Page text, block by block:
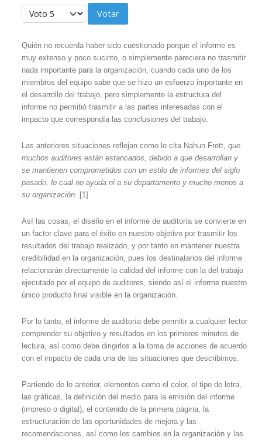
Ratio:5/5
Por favor, vote
Quién no recuerda haber sido cuestionado porque el informe es
muy extenso y poco sucinto, o simplemente pareciera no trasmitir
nada importante para la organización, cuando cada uno de los
miembros del equipo sabe que se hizo un esfuerzo importante en
el desarrollo del trabajo, pero simplemente la estructura del
informe no permitió trasmitir a las partes interesadas con el
impacto que correspondía las conclusiones del trabajo.
Las anteriores situaciones reflejan como lo cita Nahun Frett, que
muchos auditores están estancados, debido a que desarrollan y
se mantienen comprometidos con un estilo de informes del siglo
pasado, lo cual no ayuda ni a su departamento y mucho menos a
su organización. [1]
Así las cosas, el diseño en el informe de auditoría se convierte en
un factor clave para el éxito en nuestro objetivo por trasmitir los
resultados del trabajo realizado, y por tanto en mantener nuestra
credibilidad en la organización, pues los destinatarios del informe
relacionarán directamente la calidad del informe con la del trabajo
ejecutado por el equipo de auditores, siendo así el informe nuestro
único producto final visible en la organización.
Por lo tanto, el informe de auditoría debe permitir a cualquier lector
comprender su objetivo y resultados en los primeros minutos de
lectura, así como debe dirigirlos a la toma de acciones de acuerdo
con el impacto de cada una de las situaciones que describimos.
Partiendo de lo anterior, elementos como el color, el tipo de letra,
las gráficas, la definición del medio para la emisión del informe
(impreso o digital), el contenido de la primera página, la
estructuración de las oportunidades de mejora y las
recomendaciones, así como los cambios en la organización y las